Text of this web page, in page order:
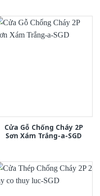
Cửa Gỗ Chống Cháy 2P
Sơn Xám Trắng-a-SGD